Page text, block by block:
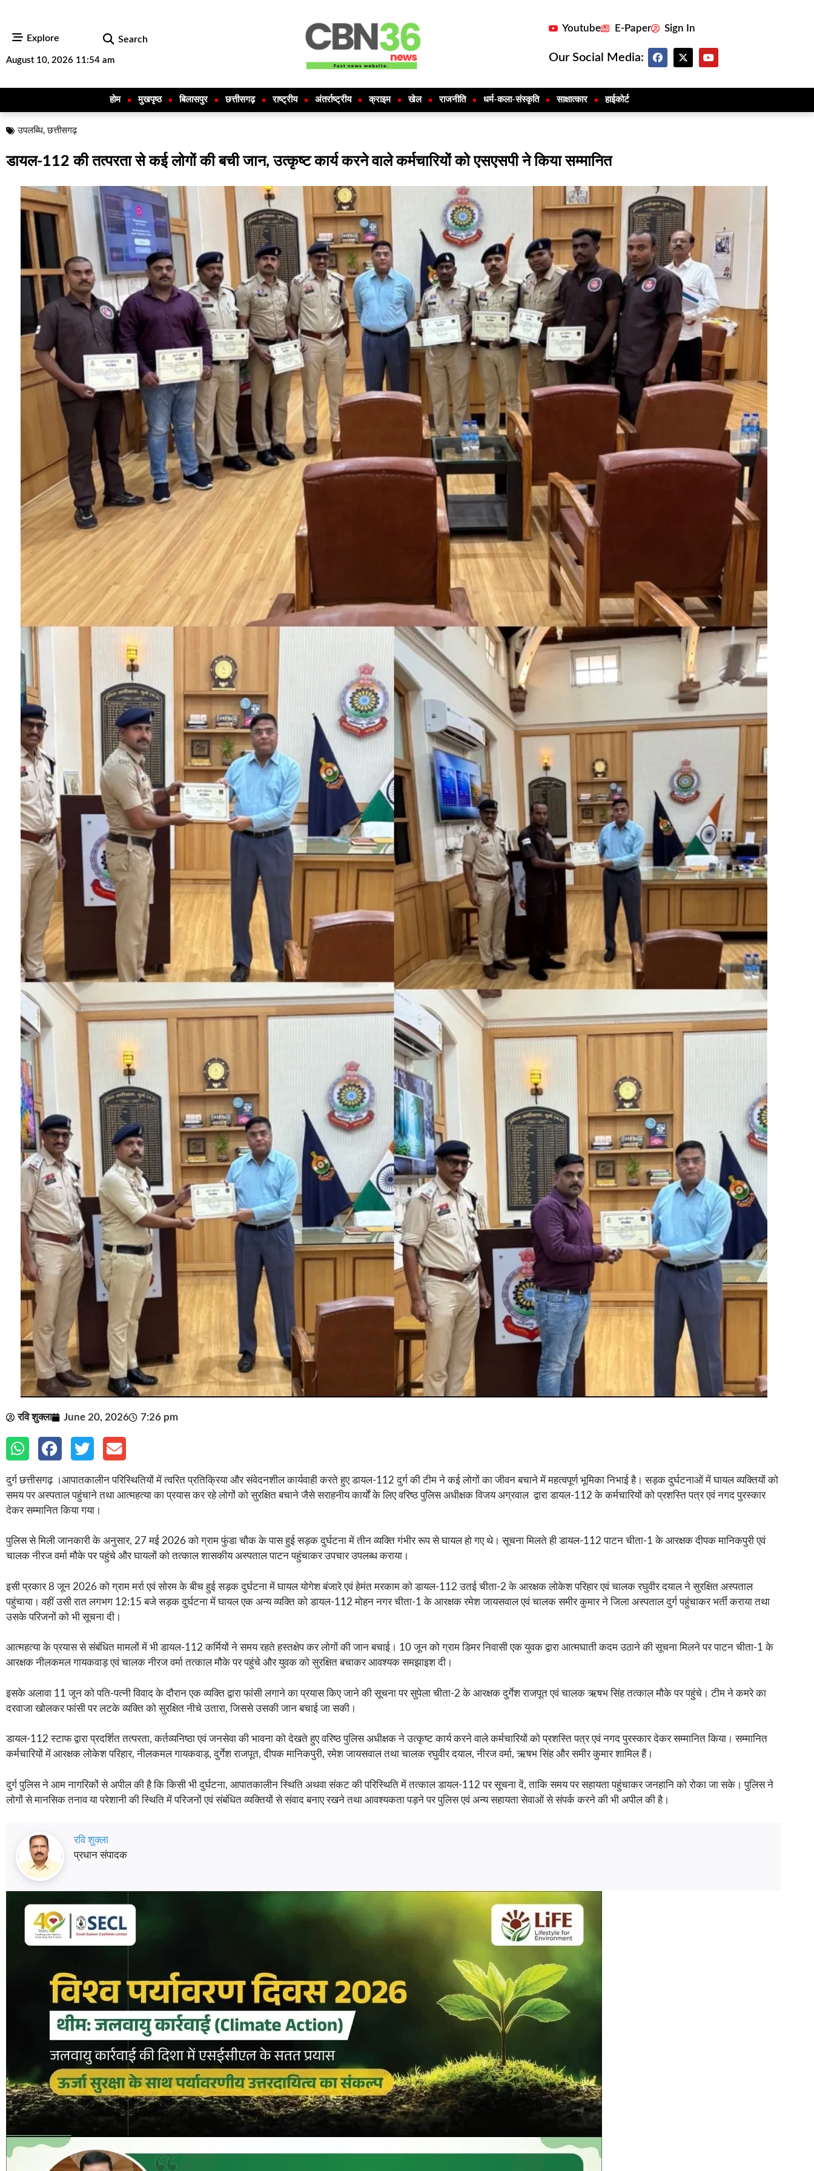
Explore Search
August 10, 2026 11:54 am
Youtube E-Paper Sign In
Our Social Media:
होम मुखपृष्ठ बिलासपुर छत्तीसगढ़ राष्ट्रीय अंतर्राष्ट्रीय क्राइम खेल राजनीति धर्म-कला-संस्कृति साक्षात्कार हाईकोर्ट
उपलब्धि,छत्तीसगढ़
डायल-112 की तत्परता से कई लोगों की बची जान, उत्कृष्ट कार्य करने वाले कर्मचारियों को एसएसपी ने किया सम्मानित
रवि शुक्ला June 20, 2026 7:26 pm
दुर्ग छत्तीसगढ़ ।आपातकालीन परिस्थितियों में त्वरित प्रतिक्रिया और संवेदनशील कार्यवाही करते हुए डायल-112 दुर्ग की टीम ने कई लोगों का जीवन बचाने में महत्वपूर्ण भूमिका निभाई है। सड़क दुर्घटनाओं में घायल व्यक्तियों को
समय पर अस्पताल पहुंचाने तथा आत्महत्या का प्रयास कर रहे लोगों को सुरक्षित बचाने जैसे सराहनीय कार्यों के लिए वरिष्ठ पुलिस अधीक्षक विजय अग्रवाल द्वारा डायल-112 के कर्मचारियों को प्रशस्ति पत्र एवं नगद पुरस्कार
देकर सम्मानित किया गया।
पुलिस से मिली जानकारी के अनुसार, 27 मई 2026 को ग्राम फुंडा चौक के पास हुई सड़क दुर्घटना में तीन व्यक्ति गंभीर रूप से घायल हो गए थे। सूचना मिलते ही डायल-112 पाटन चीता-1 के आरक्षक दीपक मानिकपुरी एवं
चालक नीरज वर्मा मौके पर पहुंचे और घायलों को तत्काल शासकीय अस्पताल पाटन पहुंचाकर उपचार उपलब्ध कराया।
इसी प्रकार 8 जून 2026 को ग्राम मर्रा एवं सोरम के बीच हुई सड़क दुर्घटना में घायल योगेश बंजारे एवं हेमंत मरकाम को डायल-112 उतई चीता-2 के आरक्षक लोकेश परिहार एवं चालक रघुवीर दयाल ने सुरक्षित अस्पताल
पहुंचाया। वहीं उसी रात लगभग 12:15 बजे सड़क दुर्घटना में घायल एक अन्य व्यक्ति को डायल-112 मोहन नगर चीता-1 के आरक्षक रमेश जायसवाल एवं चालक समीर कुमार ने जिला अस्पताल दुर्ग पहुंचाकर भर्ती कराया तथा
उसके परिजनों को भी सूचना दी।
आत्महत्या के प्रयास से संबंधित मामलों में भी डायल-112 कर्मियों ने समय रहते हस्तक्षेप कर लोगों की जान बचाई। 10 जून को ग्राम डिमर निवासी एक युवक द्वारा आत्मघाती कदम उठाने की सूचना मिलने पर पाटन चीता-1 के
आरक्षक नीलकमल गायकवाड़ एवं चालक नीरज वर्मा तत्काल मौके पर पहुंचे और युवक को सुरक्षित बचाकर आवश्यक समझाइश दी।
इसके अलावा 11 जून को पति-पत्नी विवाद के दौरान एक व्यक्ति द्वारा फांसी लगाने का प्रयास किए जाने की सूचना पर सुपेला चीता-2 के आरक्षक दुर्गेश राजपूत एवं चालक ऋषभ सिंह तत्काल मौके पर पहुंचे। टीम ने कमरे का
दरवाजा खोलकर फांसी पर लटके व्यक्ति को सुरक्षित नीचे उतारा, जिससे उसकी जान बचाई जा सकी।
डायल-112 स्टाफ द्वारा प्रदर्शित तत्परता, कर्तव्यनिष्ठा एवं जनसेवा की भावना को देखते हुए वरिष्ठ पुलिस अधीक्षक ने उत्कृष्ट कार्य करने वाले कर्मचारियों को प्रशस्ति पत्र एवं नगद पुरस्कार देकर सम्मानित किया। सम्मानित
कर्मचारियों में आरक्षक लोकेश परिहार, नीलकमल गायकवाड़, दुर्गेश राजपूत, दीपक मानिकपुरी, रमेश जायसवाल तथा चालक रघुवीर दयाल, नीरज वर्मा, ऋषभ सिंह और समीर कुमार शामिल हैं।
दुर्ग पुलिस ने आम नागरिकों से अपील की है कि किसी भी दुर्घटना, आपातकालीन स्थिति अथवा संकट की परिस्थिति में तत्काल डायल-112 पर सूचना दें, ताकि समय पर सहायता पहुंचाकर जनहानि को रोका जा सके। पुलिस ने
लोगों से मानसिक तनाव या परेशानी की स्थिति में परिजनों एवं संबंधित व्यक्तियों से संवाद बनाए रखने तथा आवश्यकता पड़ने पर पुलिस एवं अन्य सहायता सेवाओं से संपर्क करने की भी अपील की है।
रवि शुक्ला
प्रधान संपादक